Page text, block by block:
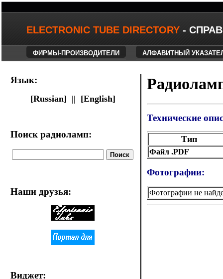
ELECTRONIC TUBE DIRECTORY -
ФИРМЫ-ПРОИЗВОДИТЕЛИ АЛФАВИТНЫЙ
Язык:
[Russian] || [English]
Поиск радиоламп:
Наши друзья:
Виджет:
Технические
Тип
Файл .PDF
Фотографии:
Фотографии не